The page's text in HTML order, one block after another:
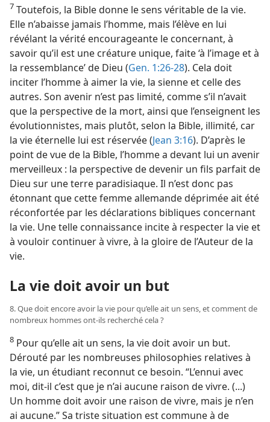
7 Toutefois, la Bible donne le sens véritable de la vie.
Elle n’abaisse jamais l’homme, mais l’élève en lui
révélant la vérité encourageante le concernant, à
savoir qu’il est une créature unique, faite ‘à l’image et à
la ressemblance’ de Dieu (Gen. 1:26-28). Cela doit
inciter l’homme à aimer la vie, la sienne et celle des
autres. Son avenir n’est pas limité, comme s’il n’avait
que la perspective de la mort, ainsi que l’enseignent les
évolutionnistes, mais plutôt, selon la Bible, illimité, car
la vie éternelle lui est réservée (Jean 3:16). D’après le
point de vue de la Bible, l’homme a devant lui un avenir
merveilleux : la perspective de devenir un fils parfait de
Dieu sur une terre paradisiaque. Il n’est donc pas
étonnant que cette femme allemande déprimée ait été
réconfortée par les déclarations bibliques concernant
la vie. Une telle connaissance incite à respecter la vie et
à vouloir continuer à vivre, à la gloire de l’Auteur de la
vie.
La vie doit avoir un but
8. Que doit encore avoir la vie pour qu’elle ait un sens, et comment de
nombreux hommes ont-​ils recherché cela ?
8 Pour qu’elle ait un sens, la vie doit avoir un but.
Dérouté par les nombreuses philosophies relatives à
la vie, un étudiant reconnut ce besoin. “L’ennui avec
moi, dit-​il c’est que je n’ai aucune raison de vivre. (...)
Un homme doit avoir une raison de vivre, mais je n’en
ai aucune.” Sa triste situation est commune à de